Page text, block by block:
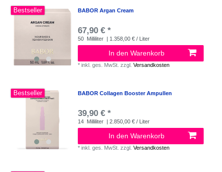
Bestseller BABOR Argan Cream
67,90 € *
50 Milliliter | 1.358,00 € / Liter
In den Warenkorb
*inkl. ges. MwSt. zzgl.Versandkosten
Bestseller BABOR Collagen Booster Ampullen
39,90 € *
14 Milliliter | 2.850,00 € / Liter
In den Warenkorb
*inkl. ges. MwSt. zzgl.Versandkosten